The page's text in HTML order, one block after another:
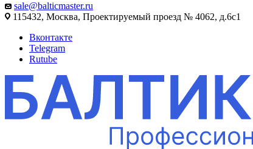
sale@balticmaster.ru
115432, Москва, Проектируемый проезд № 4062, д.6с1
Вконтакте
Telegram
Rutube